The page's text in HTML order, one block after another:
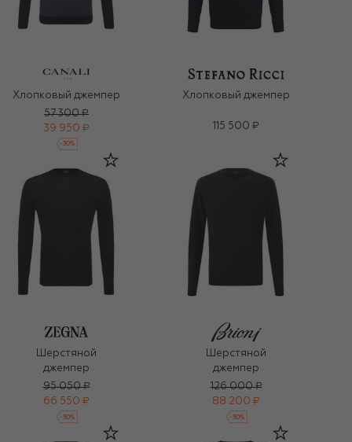
Хлопковый джемпер
57 300 ₽
39 950 ₽
-30%
Хлопковый джемпер
115 500 ₽
Шерстяной
джемпер
95 050 ₽
66 550 ₽
-30%
Шерстяной
джемпер
126 000 ₽
88 200 ₽
-30%